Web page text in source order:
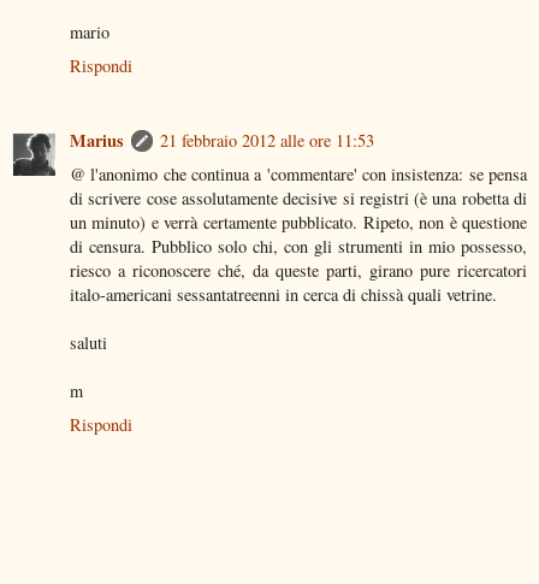
mario
Rispondi
Marius
21 febbraio 2012 alle ore 11:53
@ l'anonimo che continua a 'commentare' con insistenza: se pensa
di scrivere cose assolutamente decisive si registri (è una robetta di
un minuto) e verrà certamente pubblicato. Ripeto, non è questione
di censura. Pubblico solo chi, con gli strumenti in mio possesso,
riesco a riconoscere ché, da queste parti, girano pure ricercatori
italo-americani sessantatreenni in cerca di chissà quali vetrine.
saluti
m
Rispondi